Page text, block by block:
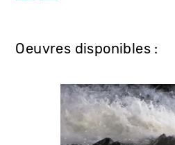
Oeuvres disponibles :